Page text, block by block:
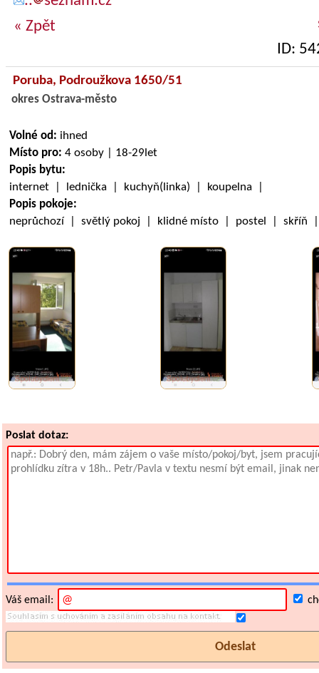
« Zpět
ID:
Poruba, Podroužkova 1650/51
okres Ostrava-město
Volné od: ihned
Místo pro: 4 osoby | 18-29let
Popis bytu:
internet | lednička | kuchyň(linka) | koupelna |
Popis pokoje:
neprůchozí | světlý pokoj | klidné místo | postel |
Poslat dotaz:
Váš email: